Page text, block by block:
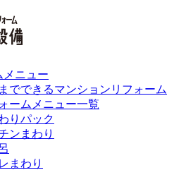
メニュー
でできるマンションリフォーム
ームメニュー一覧
りパック
ンまわり
まわり